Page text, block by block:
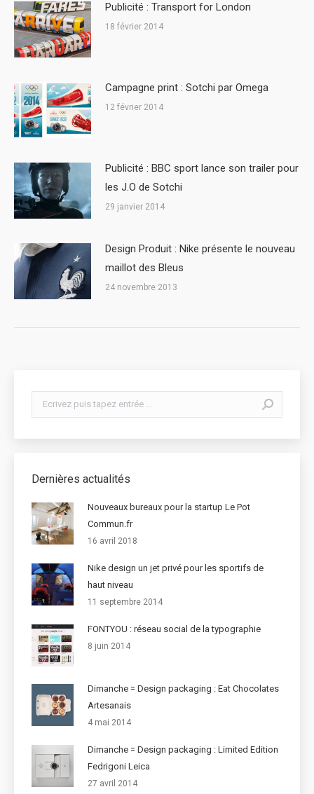
Publicité : Transport for London
18 février 2014
Campagne print : Sotchi par Omega
12 février 2014
Publicité : BBC sport lance son trailer pour
les J.O de Sotchi
29 janvier 2014
Design Produit : Nike présente le nouveau
maillot des Bleus
24 novembre 2013
Dernières actualités
Nouveaux bureaux pour la startup Le Pot
Commun.fr
16 avril 2018
Nike design un jet privé pour les sportifs de
haut niveau
11 septembre 2014
FONTYOU : réseau social de la typographie
8 juin 2014
Dimanche = Design packaging : Eat Chocolates
Artesanais
4 mai 2014
Dimanche = Design packaging : Limited Edition
Fedrigoni Leica
27 avril 2014